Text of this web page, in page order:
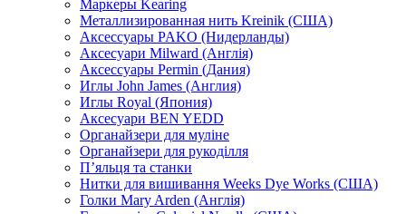
Маркеры Kearing
Металлизированная нить Kreinik (США)
Аксессуары PAKO (Нидерланды)
Аксесуари Milward (Англія)
Аксессуары Permin (Дания)
Иглы John James (Англия)
Иглы Royal (Япония)
Аксесуари BEN YEDD
Органайзери для муліне
Органайзери для рукоділля
П’яльця та станки
Нитки для вишивання Weeks Dye Works (США)
Голки Mary Arden (Англія)